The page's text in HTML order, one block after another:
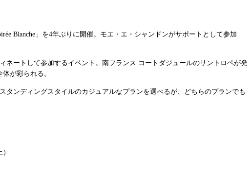
Blanche」を4年ぶりに開催。モエ・エ・シャンドンがサポートとして参加
ネートして参加するイベント。南フランス コートダジュールのサントロペが発
が彩られる。
ンディングスタイルのカジュアルなプランを選べるが、どちらのプランでも